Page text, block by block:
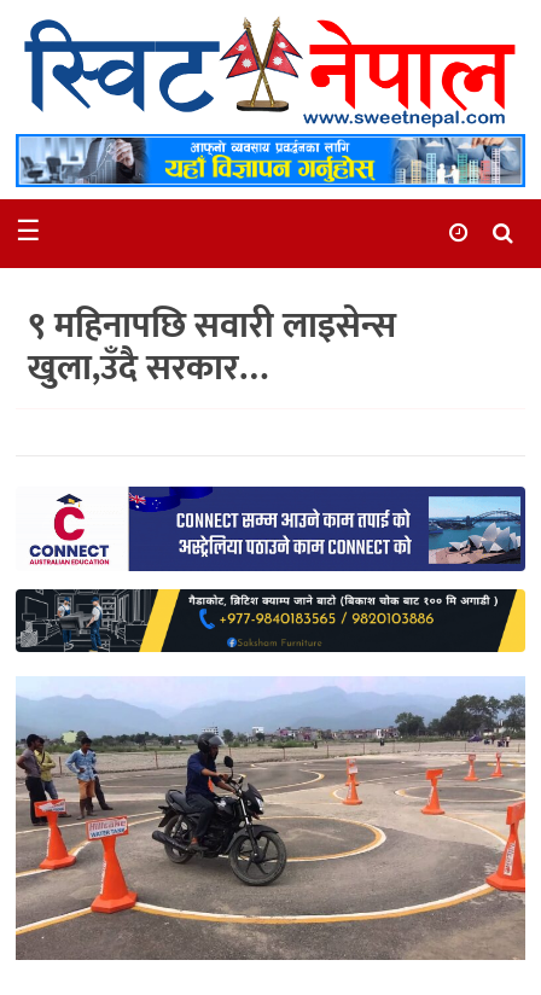
समाचार
स्थानीय
मनोरञ्जन
अन्तर्वार्ता
समाज
भिडियो
साहित्य
प्रदेश
English
☰
९ महिनापछि सवारी लाइसेन्स
खुला,उँदै सरकार…